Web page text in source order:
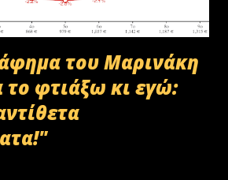
του Μαρινάκη
το φτιάξω κι εγώ: